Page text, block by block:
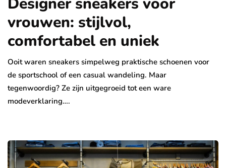
vrouwen: stijlvol,
comfortabel en uniek
Ooit waren sneakers simpelweg praktische schoenen voor
de sportschool of een casual wandeling. Maar
tegenwoordig? Ze zijn uitgegroeid tot een ware
modeverklaring….